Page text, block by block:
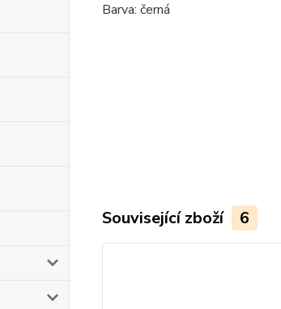
Barva: černá
Související zboží 6